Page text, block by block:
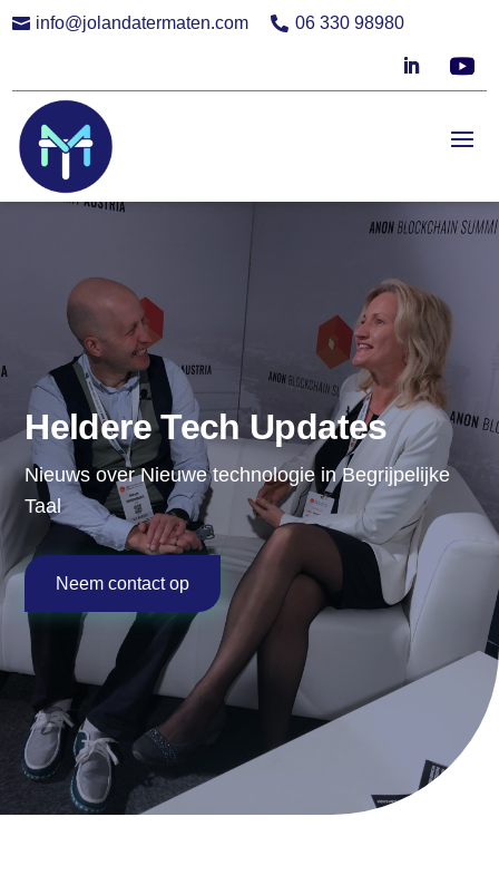
 info@jolandatermaten.com  06 330 98980
Heldere Tech Updates
Nieuws over Nieuwe technologie in Begrijpelijke
Taal
Neem contact op